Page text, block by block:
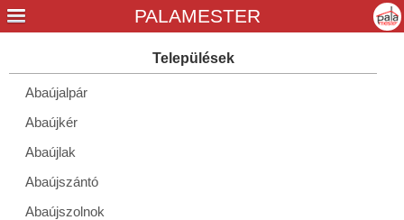
Abaújalpár
Abaújkér
Abaújlak
Abaújszántó
Abaújszolnok